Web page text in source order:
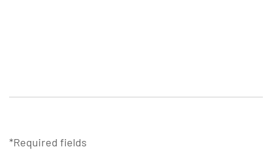
*Required fields